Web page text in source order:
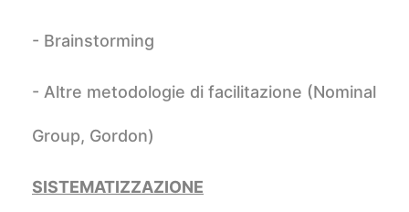
- Brainstorming
- Altre metodologie di facilitazione (Nominal
Group, Gordon)
SISTEMATIZZAZIONE